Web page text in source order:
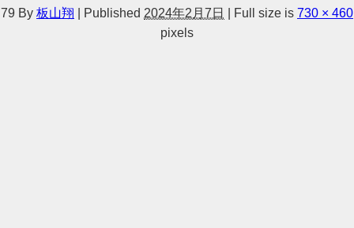
79 By 板山翔 Published 2024年2月7日 Full size is 730 × 460
pixels